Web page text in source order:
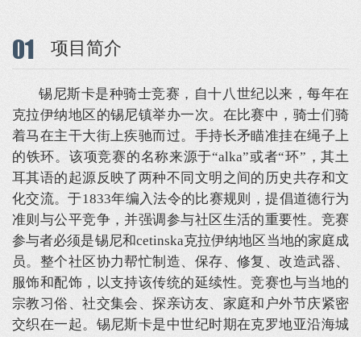
01 项目简介
锡尼斯卡是种骑士竞赛，自十八世纪以来，每年在
克拉伊纳地区的锡尼镇举办一次。在比赛中，骑士们骑
着马在主干大街上疾驰而过。手持长矛瞄准挂在绳子上
的铁环。该项竞赛的名称来源于“alka”或者“环”，其土
耳其语的起源反映了两种不同文明之间的历史共存和文
化交流。于1833年编入法令的比赛规则，提倡道德行为
准则与公平竞争，并强调参与社区生活的重要性。竞赛
参与者必须是锡尼和cetinska克拉伊纳地区当地的家庭成
员。整个社区协力帮忙制造、保存、修复、改造武器、
服饰和配饰，以支持该传统的延续性。竞赛也与当地的
宗教习俗、社交集会、探亲访友、家庭和户外节庆紧密
交织在一起。锡尼斯卡是中世纪时期在克罗地亚沿海城